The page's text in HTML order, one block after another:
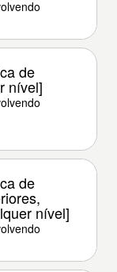
de
nível]
de
nível]